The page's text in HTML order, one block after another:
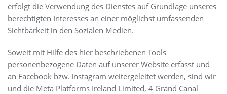
erfolgt die Verwendung des Dienstes auf Grundlage unseres
berechtigten Interesses an einer möglichst umfassenden
Sichtbarkeit in den Sozialen Medien.
Soweit mit Hilfe des hier beschriebenen Tools
personenbezogene Daten auf unserer Website erfasst und
an Facebook bzw. Instagram weitergeleitet werden, sind wir
und die Meta Platforms Ireland Limited, 4 Grand Canal